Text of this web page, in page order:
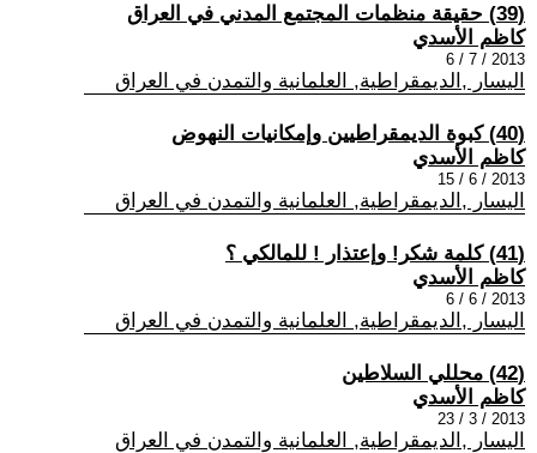
(39) حقيقة منظمات المجتمع المدني في العراق
كاظم الأسدي
2013 / 7 / 6
اليسار ,الديمقراطية, العلمانية والتمدن في العراق
(40) كبوة الديمقراطيين وإمكانيات النهوض
كاظم الأسدي
2013 / 6 / 15
اليسار ,الديمقراطية, العلمانية والتمدن في العراق
(41) كلمة شكر! وإعتذار ! للمالكي ؟
كاظم الأسدي
2013 / 6 / 6
اليسار ,الديمقراطية, العلمانية والتمدن في العراق
(42) محللي السلاطين
كاظم الأسدي
2013 / 3 / 23
اليسار ,الديمقراطية, العلمانية والتمدن في العراق